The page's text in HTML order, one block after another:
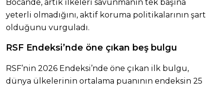
Bocande, artık ilkeleri savunmanın tek başına
yeterli olmadığını, aktif koruma politikalarının şart
olduğunu vurguladı.
RSF Endeksi’nde öne çıkan beş bulgu
RSF’nin 2026 Endeksi’nde öne çıkan ilk bulgu,
dünya ülkelerinin ortalama puanının endeksin 25